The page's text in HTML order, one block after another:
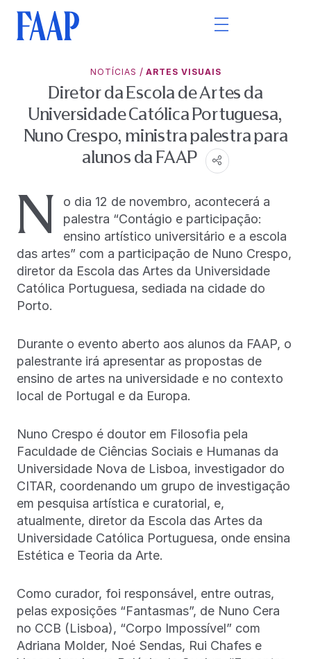
NOTÍCIAS / ARTES VISUAIS
Diretor da Escola de Artes da
Universidade Católica Portuguesa,
Nuno Crespo, ministra palestra para
alunos da FAAP
N
o dia 12 de novembro, acontecerá a
palestra “Contágio e participação:
ensino artístico universitário e a escola
das artes” com a participação de Nuno Crespo,
diretor da Escola das Artes da Universidade
Católica Portuguesa, sediada na cidade do
Porto.
Durante o evento aberto aos alunos da FAAP, o
palestrante irá apresentar as propostas de
ensino de artes na universidade e no contexto
local de Portugal e da Europa.
Nuno Crespo é doutor em Filosofia pela
Faculdade de Ciências Sociais e Humanas da
Universidade Nova de Lisboa, investigador do
CITAR, coordenando um grupo de investigação
em pesquisa artística e curatorial, e,
atualmente, diretor da Escola das Artes da
Universidade Católica Portuguesa, onde ensina
Estética e Teoria da Arte.
Como curador, foi responsável, entre outras,
pelas exposições “Fantasmas”, de Nuno Cera
no CCB (Lisboa), “Corpo Impossível” com
Adriana Molder, Noé Sendas, Rui Chafes e